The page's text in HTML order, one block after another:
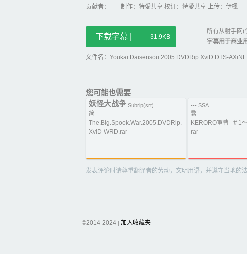
贡献者：
制作：特愛共享 校订：特愛共享 上传：伊楓
下载字幕 | 31.9KB
所有从射手网
字幕用于商业
文件名：Youkai.Daisensou.2005.DVDRip.XviD.DTS-
您可能也需要
妖怪大战争 Subrip(srt)
简
The.Big.Spook.War.2005.DVDRip.
XviD-WRD.rar
... SSA
繁
KERORO軍曹_＃1
rar
发表评论时请尊重翻译者的劳动，文明用语，并遵守当地的法
©2014-2024 | 加入收藏夹